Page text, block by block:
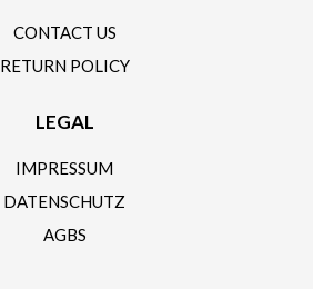
CONTACT US
RETURN POLICY
LEGAL
IMPRESSUM
DATENSCHUTZ
AGBS